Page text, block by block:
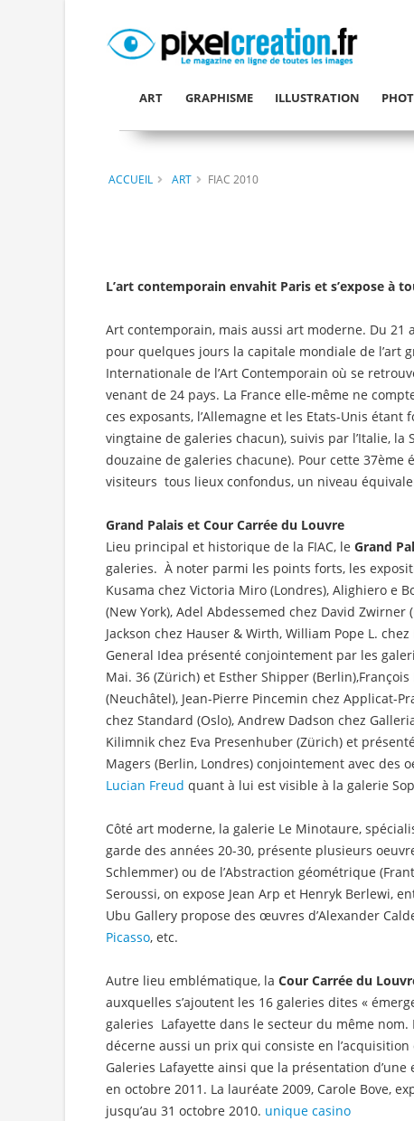
ART GRAPHISME ILLUSTRATION
ACCUEIL ART FIAC 2010
L’art contemporain envahit Paris et s’expose à
Art contemporain, mais aussi art moderne. Du 21
pour quelques jours la capitale mondiale de l’art
Internationale de l’Art Contemporain où se
venant de 24 pays. La France elle-même ne
ces exposants, l’Allemagne et les Etats-Unis
vingtaine de galeries chacun), suivis par l’Italie, la
douzaine de galeries chacune). Pour cette 37ème
visiteurs tous lieux confondus, un niveau
Grand Palais et Cour Carrée du Louvre
Lieu principal et historique de la FIAC, le Grand
galeries. À noter parmi les points forts, les
Kusama chez Victoria Miro (Londres), Alighiero e
(New York), Adel Abdessemed chez David Zwirner
Jackson chez Hauser & Wirth, William Pope L.
General Idea présenté conjointement par les
Mai. 36 (Zürich) et Esther Shipper
(Neuchâtel), Jean-Pierre Pincemin chez Applicat-
chez Standard (Oslo), Andrew Dadson chez
Kilimnik chez Eva Presenhuber (Zürich) et
Magers (Berlin, Londres) conjointement avec des
Lucian Freud quant à lui est visible à la galerie
Côté art moderne, la galerie Le Minotaure,
garde des années 20-30, présente plusieurs
Schlemmer) ou de l’Abstraction géométrique
Seroussi, on expose Jean Arp et Henryk Berlewi,
Ubu Gallery propose des œuvres d’Alexander
Picasso, etc.
Autre lieu emblématique, la Cour Carrée du
auxquelles s’ajoutent les 16 galeries dites «
galeries Lafayette dans le secteur du même nom.
décerne aussi un prix qui consiste en
Galeries Lafayette ainsi que la présentation d’une
en octobre 2011. La lauréate 2009, Carole Bove,
jusqu’au 31 octobre 2010. unique casino